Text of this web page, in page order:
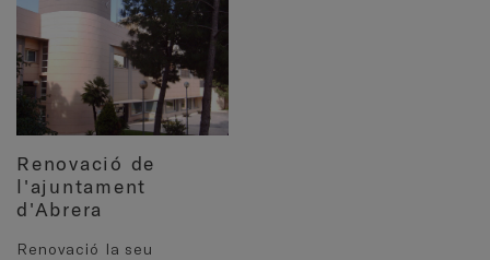
Renovació de
l'ajuntament
d'Abrera
Renovació la seu